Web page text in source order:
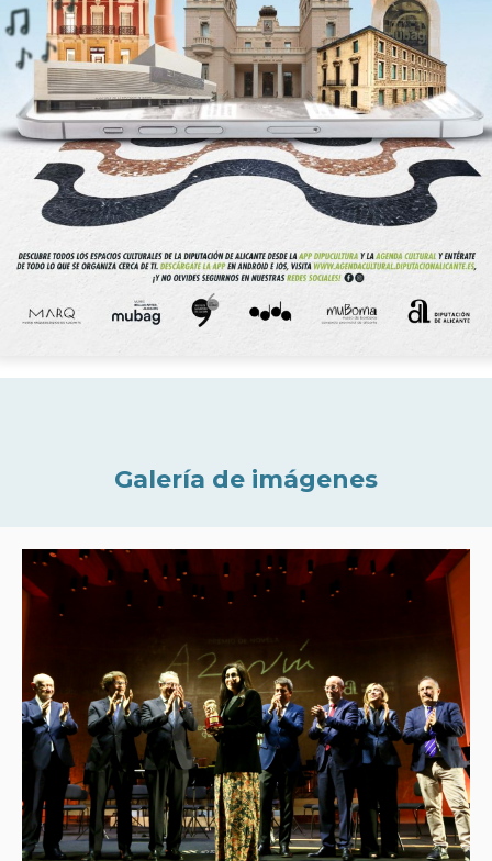
Galería de imágenes